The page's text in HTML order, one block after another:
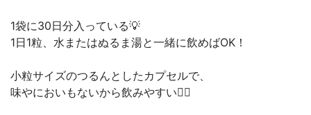
1袋に30日分入っている💡
1日1粒、水またはぬるま湯と一緒に飲めばOK！
小粒サイズのつるんとしたカプセルで、
味やにおいもないから飲みやすい🙆‍♀️